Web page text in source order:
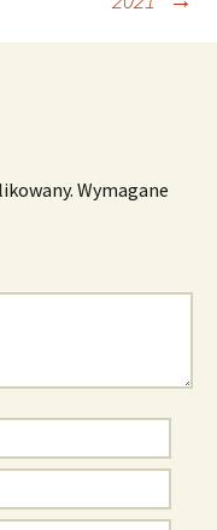
Wymagane